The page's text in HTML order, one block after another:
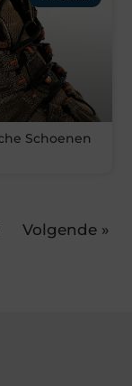
Schoenen
Volgende »